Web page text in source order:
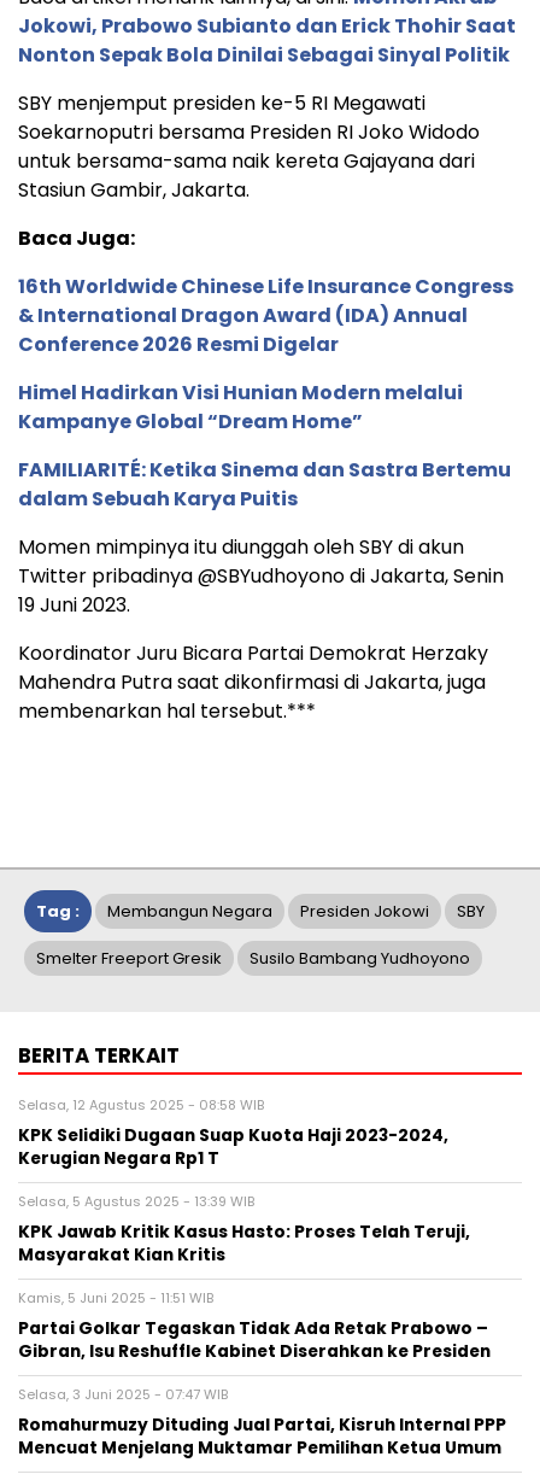
Jokowi, Prabowo Subianto dan Erick Thohir Saat
Nonton Sepak Bola Dinilai Sebagai Sinyal Politik
SBY menjemput presiden ke-5 RI Megawati
Soekarnoputri bersama Presiden RI Joko Widodo
untuk bersama-sama naik kereta Gajayana dari
Stasiun Gambir, Jakarta.
Baca Juga:
16th Worldwide Chinese Life Insurance Congress
& International Dragon Award (IDA) Annual
Conference 2026 Resmi Digelar
Himel Hadirkan Visi Hunian Modern melalui
Kampanye Global “Dream Home”
FAMILIARITÉ: Ketika Sinema dan Sastra Bertemu
dalam Sebuah Karya Puitis
Momen mimpinya itu diunggah oleh SBY di akun
Twitter pribadinya @SBYudhoyono di Jakarta, Senin
19 Juni 2023.
Koordinator Juru Bicara Partai Demokrat Herzaky
Mahendra Putra saat dikonfirmasi di Jakarta, juga
membenarkan hal tersebut.***
Tag : Membangun Negara Presiden Jokowi SBY
Smelter Freeport Gresik Susilo Bambang Yudhoyono
BERITA TERKAIT
Selasa, 12 Agustus 2025 - 08:58 WIB
KPK Selidiki Dugaan Suap Kuota Haji 2023-2024,
Kerugian Negara Rp1 T
Selasa, 5 Agustus 2025 - 13:39 WIB
KPK Jawab Kritik Kasus Hasto: Proses Telah Teruji,
Masyarakat Kian Kritis
Kamis, 5 Juni 2025 - 11:51 WIB
Partai Golkar Tegaskan Tidak Ada Retak Prabowo –
Gibran, Isu Reshuffle Kabinet Diserahkan ke Presiden
Selasa, 3 Juni 2025 - 07:47 WIB
Romahurmuzy Dituding Jual Partai, Kisruh Internal PPP
Mencuat Menjelang Muktamar Pemilihan Ketua Umum